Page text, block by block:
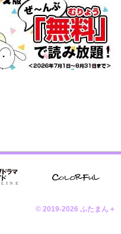
© 2019-2026 ふたまん＋